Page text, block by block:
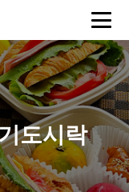
도시락